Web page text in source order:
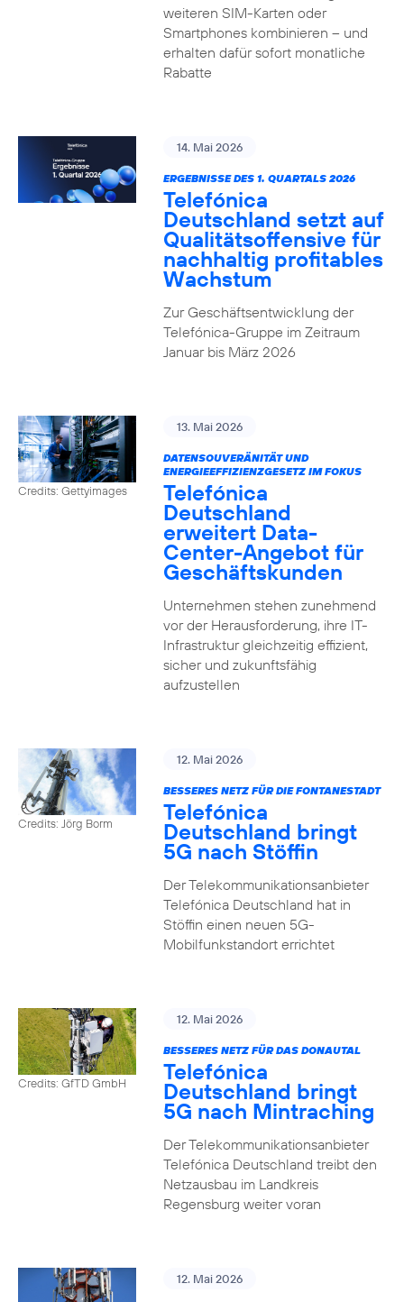
weiteren SIM-Karten oder
Smartphones kombinieren – und
erhalten dafür sofort monatliche
Rabatte
14. Mai 2026
ERGEBNISSE DES 1. QUARTALS 2026
Telefónica
Deutschland setzt auf
Qualitätsoffensive für
nachhaltig profitables
Wachstum
Zur Geschäftsentwicklung der
Telefónica-Gruppe im Zeitraum
Januar bis März 2026
Credits: Gettyimages
13. Mai 2026
DATENSOUVERÄNITÄT UND
ENERGIEEFFIZIENZGESETZ IM FOKUS
Telefónica
Deutschland
erweitert Data-
Center-Angebot für
Geschäftskunden
Unternehmen stehen zunehmend
vor der Herausforderung, ihre IT-
Infrastruktur gleichzeitig effizient,
sicher und zukunftsfähig
aufzustellen
Credits: Jörg Borm
12. Mai 2026
BESSERES NETZ FÜR DIE FONTANESTADT
Telefónica
Deutschland bringt
5G nach Stöffin
Der Telekommunikationsanbieter
Telefónica Deutschland hat in
Stöffin einen neuen 5G-
Mobilfunkstandort errichtet
Credits: GfTD GmbH
12. Mai 2026
BESSERES NETZ FÜR DAS DONAUTAL
Telefónica
Deutschland bringt
5G nach Mintraching
Der Telekommunikationsanbieter
Telefónica Deutschland treibt den
Netzausbau im Landkreis
Regensburg weiter voran
12. Mai 2026